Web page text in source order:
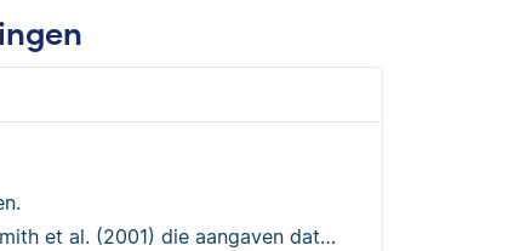
et al. (2001) die aangaven dat…